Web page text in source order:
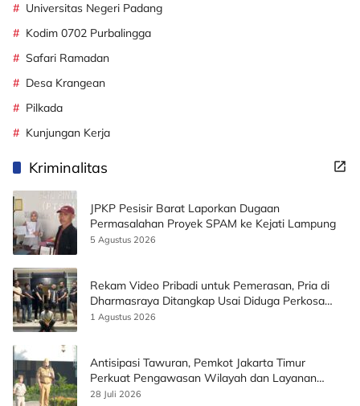
Universitas Negeri Padang
Kodim 0702 Purbalingga
Safari Ramadan
Desa Krangean
Pilkada
Kunjungan Kerja
Kriminalitas
JPKP Pesisir Barat Laporkan Dugaan
Permasalahan Proyek SPAM ke Kejati Lampung
5 Agustus 2026
Rekam Video Pribadi untuk Pemerasan, Pria di
Dharmasraya Ditangkap Usai Diduga Perkosa
Korban
1 Agustus 2026
Antisipasi Tawuran, Pemkot Jakarta Timur
Perkuat Pengawasan Wilayah dan Layanan
Publik
28 Juli 2026